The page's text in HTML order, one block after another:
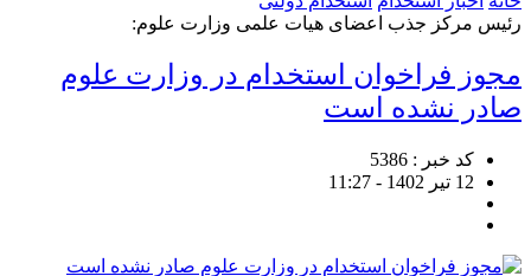
رئیس مرکز جذب اعضای هیات علمی وزارت علوم:
مجوز فراخوان استخدام در وزارت علوم
صادر نشده است
کد خبر : 5386
12 تیر 1402 - 11:27